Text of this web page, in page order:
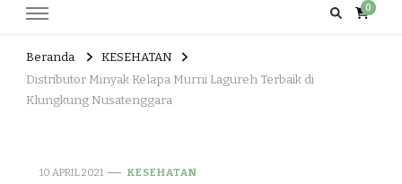
0
Beranda
KESEHATAN
Distributor Minyak Kelapa Murni Lagureh Terbaik di
Klungkung Nusatenggara
10 APRIL 2021 KESEHATAN